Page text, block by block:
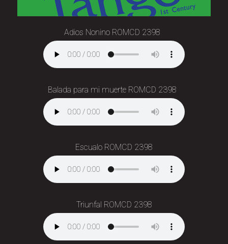
Adios Nonino ROMCD 2398
Balada para mi muerte ROMCD 2398
Escualo ROMCD 2398
Triunfal ROMCD 2398